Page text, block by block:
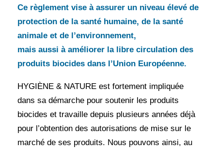
Ce règlement vise à assurer un niveau élevé de
protection de la santé humaine, de la santé
animale et de l’environnement,
mais aussi à améliorer la libre circulation des
produits biocides dans l’Union Européenne.
HYGIÈNE & NATURE est fortement impliquée
dans sa démarche pour soutenir les produits
biocides et travaille depuis plusieurs années déjà
pour l’obtention des autorisations de mise sur le
marché de ses produits. Nous pouvons ainsi, au